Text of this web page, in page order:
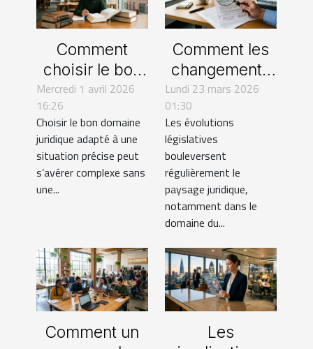
Comment
choisir le bon
domaine
juridique pour
votre situation
?
Mercredi 1 avril 2026
16:26
Choisir le bon domaine
juridique adapté à une
situation précise peut
s’avérer complexe sans
une...
Comment les
changements
législatifs
impactent le
droit des
contrats en
2025 ?
Lundi 23 mars 2026
01:30
Les évolutions
législatives
bouleversent
régulièrement le
paysage juridique,
notamment dans le
domaine du...
Comment un
Les